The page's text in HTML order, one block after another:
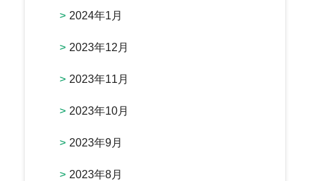
2024年1月
2023年12月
2023年11月
2023年10月
2023年9月
2023年8月